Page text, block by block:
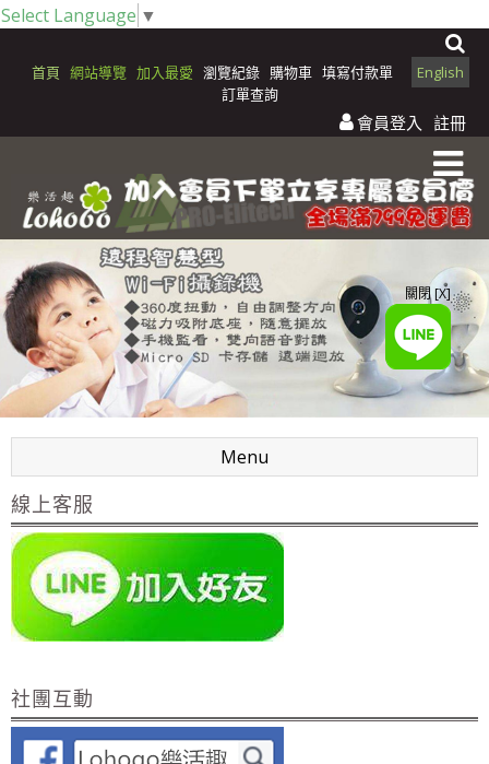
Select Language ▼
首頁 網站導覽 加入最愛 English
瀏覽紀錄 購物車 填寫付款單
訂單查詢
會員登入 註冊
Menu
線上客服
社團互動
關閉 [X]